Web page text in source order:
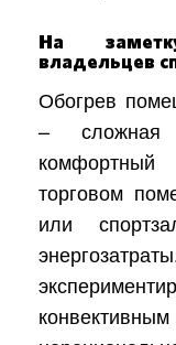
На
владельцев
Обогрев
– сложная
торговом
или